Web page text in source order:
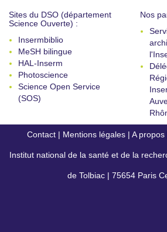
Sites du DSO (département
Science Ouverte) :
Insermbiblio
MeSH bilingue
HAL-Inserm
Photoscience
Science Open Service
(SOS)
Nos
Contact | Mentions légales | A propos
conforme)
Institut national de la santé et de la
de Tolbiac | 75654 Paris